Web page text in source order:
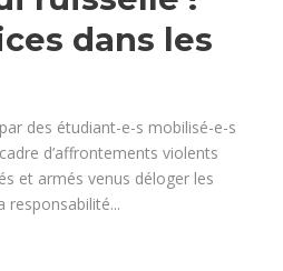
dans les
des étudiant-e-s mobilisé-e-s
d’affrontements violents
et armés venus déloger les
responsabilité...